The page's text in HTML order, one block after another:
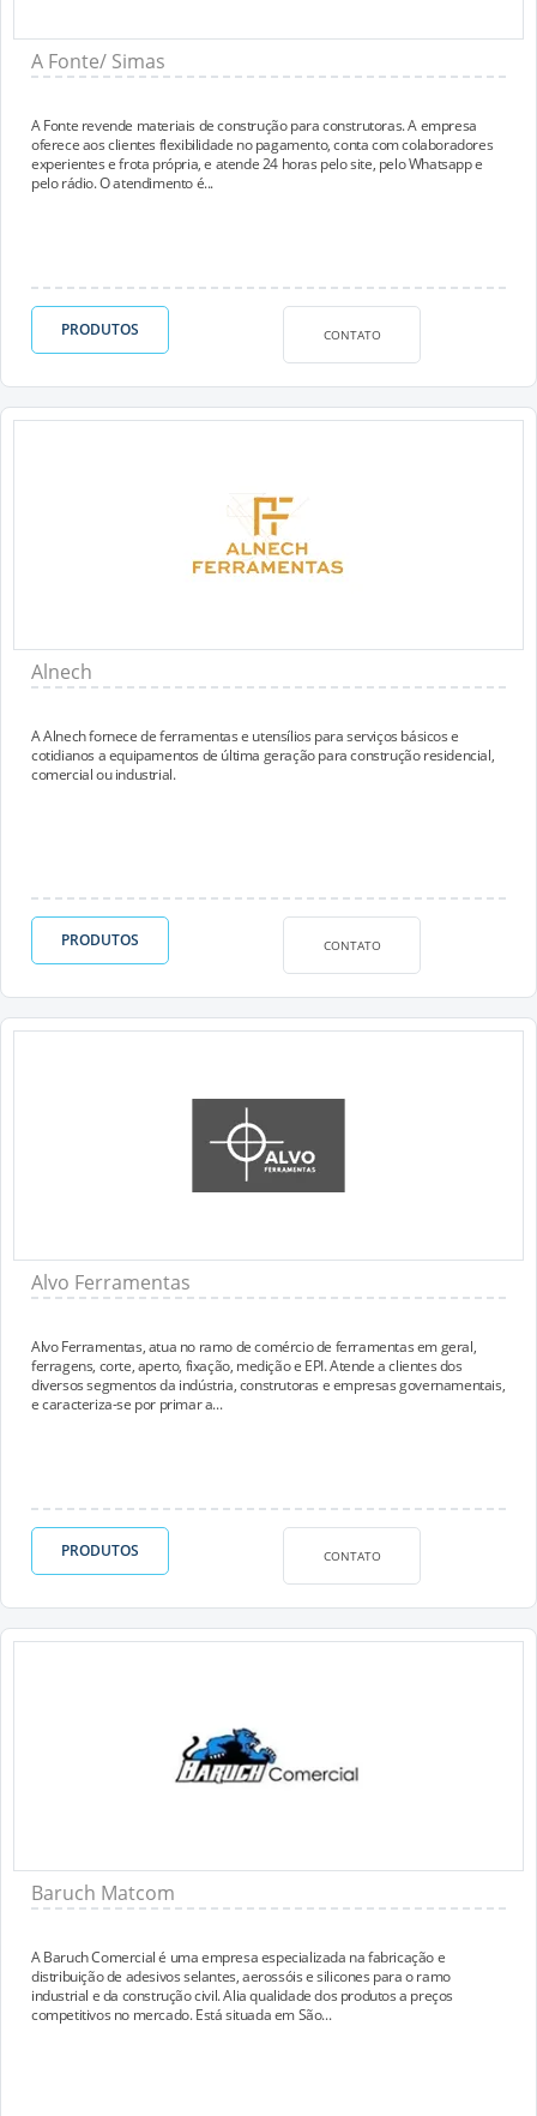
A Fonte/ Simas
A Fonte revende materiais de construção para construtoras. A empresa
oferece aos clientes flexibilidade no pagamento, conta com colaboradores
experientes e frota própria, e atende 24 horas pelo site, pelo Whatsapp e
pelo rádio. O atendimento é...
PRODUTOS CONTATO
Alnech
A Alnech fornece de ferramentas e utensílios para serviços básicos e
cotidianos a equipamentos de última geração para construção residencial,
comercial ou industrial.
PRODUTOS CONTATO
Alvo Ferramentas
Alvo Ferramentas, atua no ramo de comércio de ferramentas em geral,
ferragens, corte, aperto, fixação, medição e EPI. Atende a clientes dos
diversos segmentos da indústria, construtoras e empresas governamentais,
e caracteriza-se por primar a...
PRODUTOS CONTATO
Baruch Matcom
A Baruch Comercial é uma empresa especializada na fabricação e
distribuição de adesivos selantes, aerossóis e silicones para o ramo
industrial e da construção civil. Alia qualidade dos produtos a preços
competitivos no mercado. Está situada em São...